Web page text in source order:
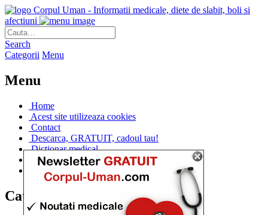
Corpul Uman - Informatii medicale, diete de slabit, boli si
afectiuni
Search
Categorii Menu
Menu
Home
Acest site utilizeaza cookies
Contact
Descarca, GRATUIT, cadoul tau!
Dictionar medical
Dr. Cristina IANUC
Linkuri utile
Categorii